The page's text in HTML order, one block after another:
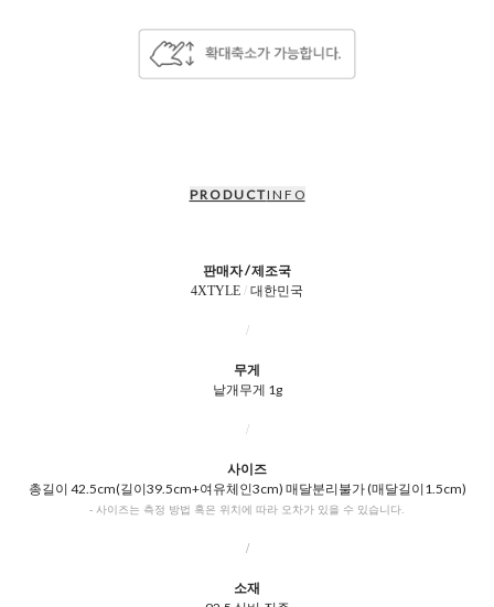
P R O D U C TI N F O
판매자 / 제조국
4XTYLE / 대한민국
/
무게
낱개무게 1g
/
사이즈
총길이 42.5cm(길이39.5cm+여유체인3cm) 매달분리불가 (매달길이1.5cm)
- 사이즈는 측정 방법 혹은 위치에 따라 오차가 있을 수 있습니다.
/
소재